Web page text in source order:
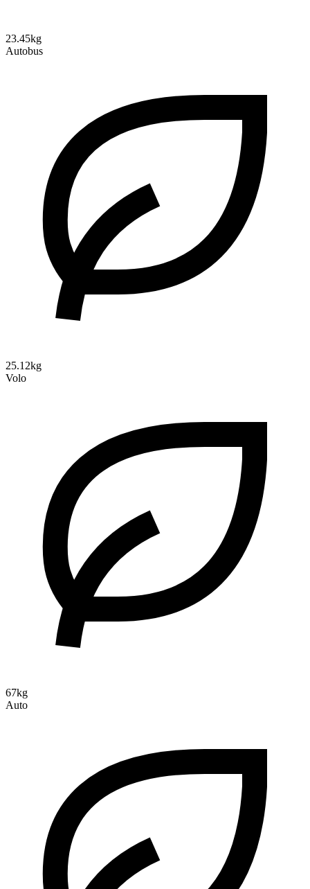
23.45kg
Autobus
25.12kg
Volo
67kg
Auto